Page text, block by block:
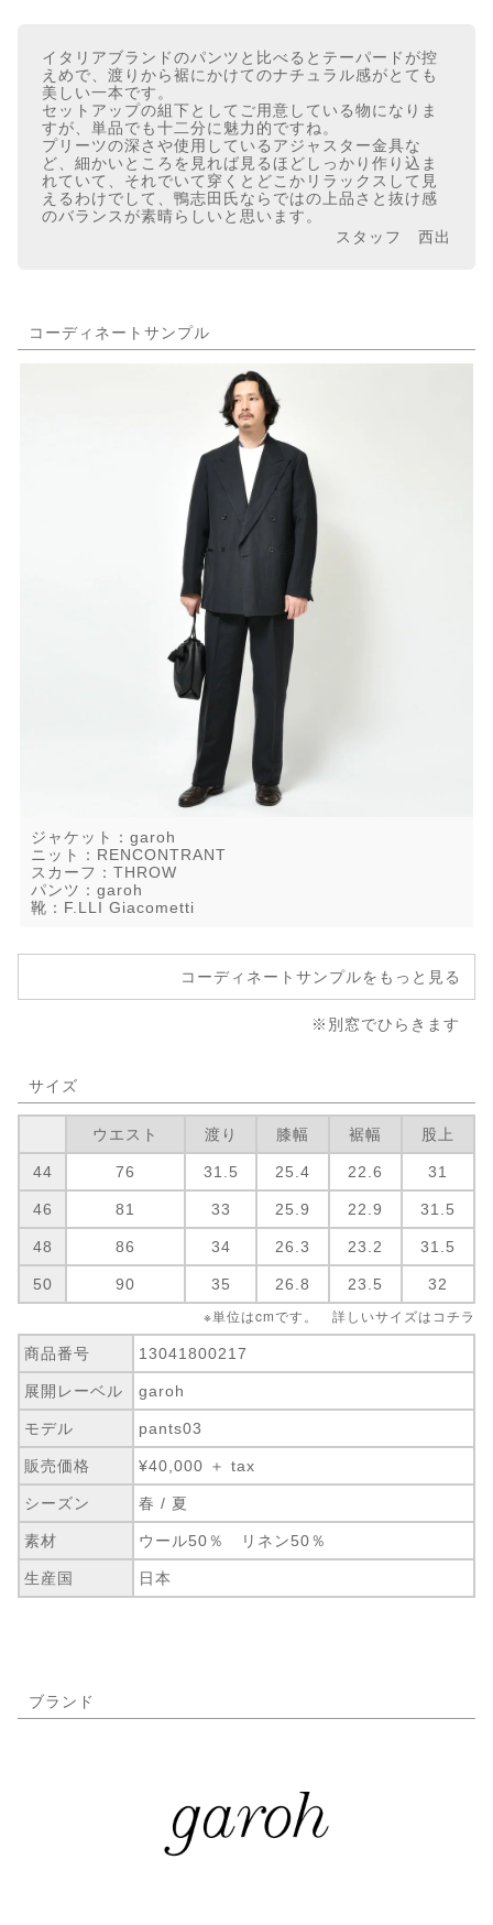
イタリアブランドのパンツと比べるとテーパードが控
えめで、渡りから裾にかけてのナチュラル感がとても
美しい一本です。
セットアップの組下としてご用意している物になりま
すが、単品でも十二分に魅力的ですね。
プリーツの深さや使用しているアジャスター金具な
ど、細かいところを見れば見るほどしっかり作り込ま
れていて、それでいて穿くとどこかリラックスして見
えるわけでして、鴨志田氏ならではの上品さと抜け感
のバランスが素晴らしいと思います。
スタッフ 西出
コーディネートサンプル
ジャケット：garoh
ニット：RENCONTRANT
スカーフ：THROW
パンツ：garoh
靴：F.LLI Giacometti
コーディネートサンプルをもっと見る
※別窓でひらきます
サイズ
ウエスト 渡り 膝幅 裾幅 股上
44 76 31.5 25.4 22.6 31
46 81 33 25.9 22.9 31.5
48 86 34 26.3 23.2 31.5
50 90 35 26.8 23.5 32
※単位はcmです。 詳しいサイズは コチラ
商品番号 13041800217
展開レーベル garoh
モデル pants03
販売価格 ¥40,000 ＋ tax
シーズン 春 / 夏
素材 ウール50％ リネン50％
生産国 日本
ブランド